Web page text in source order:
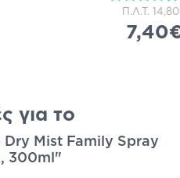
Π.Λ.Τ.
για το
Mist Family Spray
300ml"